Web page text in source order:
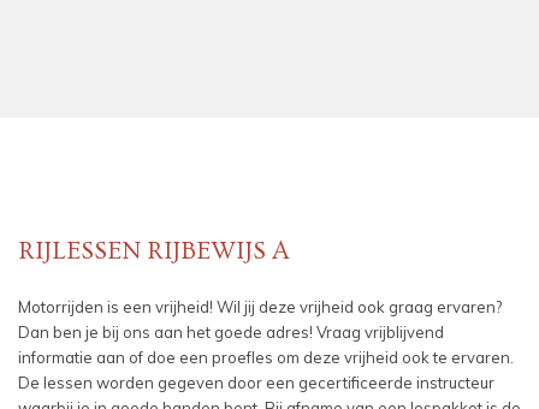
RIJLESSEN RIJBEWIJS A
Motorrijden is een vrijheid! Wil jij deze vrijheid ook graag ervaren?
Dan ben je bij ons aan het goede adres! Vraag vrijblijvend
informatie aan of doe een proefles om deze vrijheid ook te ervaren.
De lessen worden gegeven door een gecertificeerde instructeur